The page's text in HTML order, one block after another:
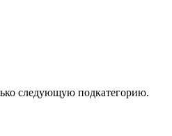
следующую подкатегорию.